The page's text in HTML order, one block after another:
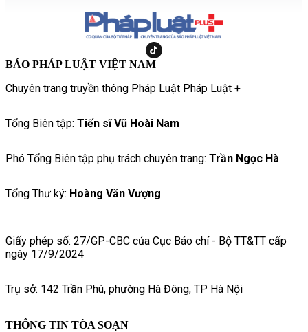
BÁO PHÁP LUẬT VIỆT NAM
Chuyên trang truyền thông Pháp Luật Pháp Luật +
Tổng Biên tập: Tiến sĩ Vũ Hoài Nam
Phó Tổng Biên tập phụ trách chuyên trang: Trần Ngọc Hà
Tổng Thư ký: Hoàng Văn Vượng
Giấy phép số: 27/GP-CBC của Cục Báo chí - Bộ TT&TT cấp
ngày 17/9/2024
Trụ sở: 142 Trần Phú, phường Hà Đông, TP Hà Nội
THÔNG TIN TÒA SOẠN